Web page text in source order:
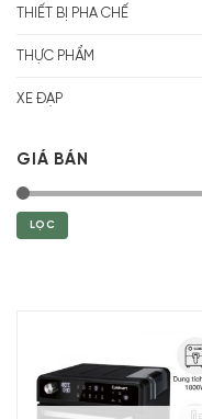
THIẾT BỊ PHA CHẾ
THỰC PHẨM
XE ĐẠP
GIÁ BÁN
LỌC